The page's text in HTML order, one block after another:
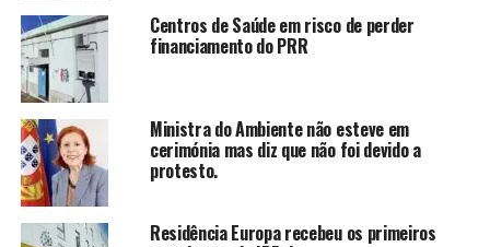
Centros de Saúde em risco de perder
financiamento do PRR
Ministra do Ambiente não esteve em
cerimónia mas diz que não foi devido a
protesto.
Residência Europa recebeu os primeiros